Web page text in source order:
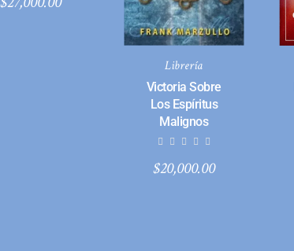
Librería
Victoria Sobre
Los Espíritus
Malignos
$20,000.00